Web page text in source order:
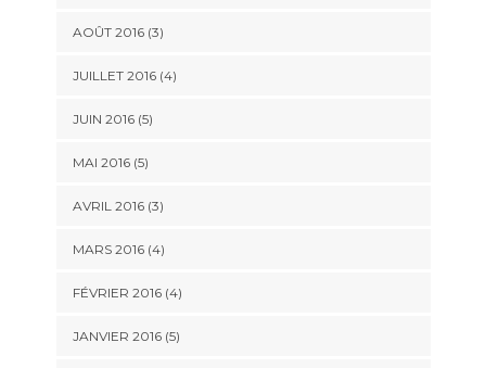
AOÛT 2016(3)
JUILLET 2016(4)
JUIN 2016(5)
MAI 2016(5)
AVRIL 2016(3)
MARS 2016(4)
FÉVRIER 2016(4)
JANVIER 2016(5)